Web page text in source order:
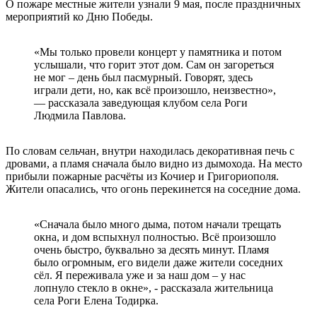
О пожаре местные жители узнали 9 мая, после праздничных
мероприятий ко Дню Победы.
«Мы только провели концерт у памятника и потом
услышали, что горит этот дом. Сам он загореться
не мог – день был пасмурный. Говорят, здесь
играли дети, но, как всё произошло, неизвестно»,
— рассказала заведующая клубом села Роги
Людмила Павлова.
По словам сельчан, внутри находилась декоративная печь с
дровами, а пламя сначала было видно из дымохода. На место
прибыли пожарные расчёты из Кочиер и Григориополя.
Жители опасались, что огонь перекинется на соседние дома.
«Сначала было много дыма, потом начали трещать
окна, и дом вспыхнул полностью. Всё произошло
очень быстро, буквально за десять минут. Пламя
было огромным, его видели даже жители соседних
сёл. Я переживала уже и за наш дом – у нас
лопнуло стекло в окне», - рассказала жительница
села Роги Елена Тодирка.